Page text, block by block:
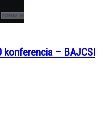
konferencia – BAJCSI